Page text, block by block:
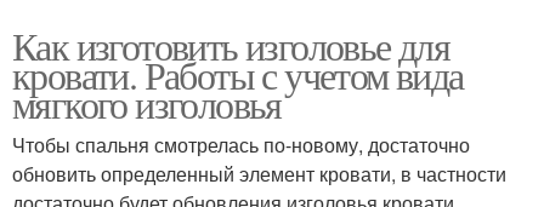
Как изготовить изголовье для
кровати. Работы с учетом вида
мягкого изголовья
Чтобы спальня смотрелась по-новому, достаточно
обновить определенный элемент кровати, в частности